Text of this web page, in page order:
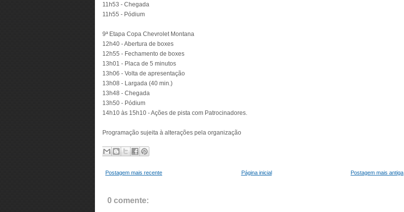
11h53 - Chegada
11h55 - Pódium
9ª Etapa Copa Chevrolet Montana
12h40 - Abertura de boxes
12h55 - Fechamento de boxes
13h01 - Placa de 5 minutos
13h06 - Volta de apresentação
13h08 - Largada (40 min.)
13h48 - Chegada
13h50 - Pódium
14h10 às 15h10 - Ações de pista com Patrocinadores.
Programação sujeita à alterações pela organização
Postagem mais recente Postagem mais antiga
Página inicial
0 comente: